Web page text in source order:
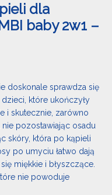
dla
baby 2w1 –
doskonale sprawdza się
które ukończyły
i skutecznie, zarówno
nie pozostawiając osadu
skóry, która po kąpieli
po umyciu łatwo dają
miękkie i błyszczące.
nie powoduje